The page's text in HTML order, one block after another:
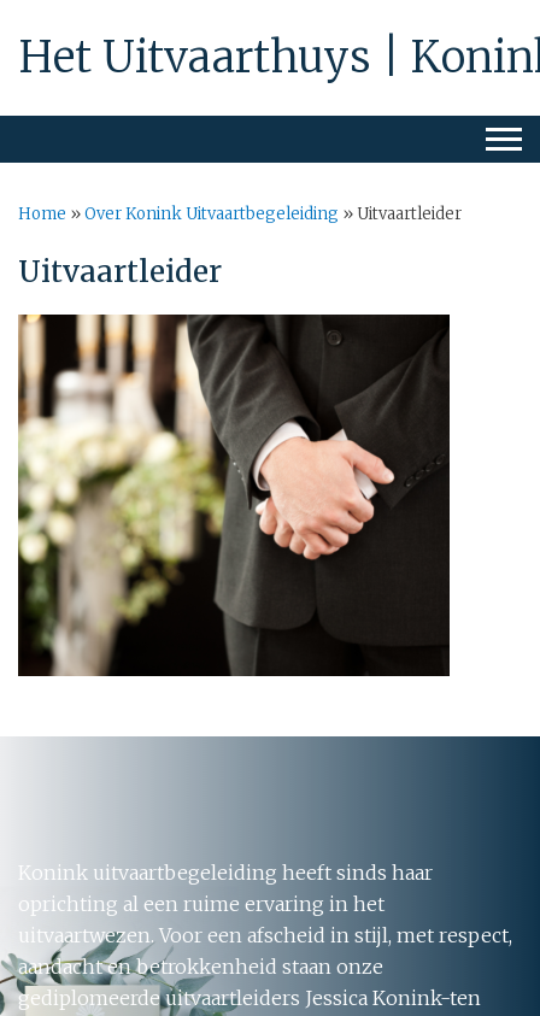
Het Uitvaarthuys |
Home »Over Konink Uitvaartbegeleiding » Uitvaartleider
Uitvaartleider
Konink uitvaartbegeleiding heeft sinds haar
oprichting al een ruime ervaring in het
uitvaartwezen. Voor een afscheid in stijl, met respect,
aandacht en betrokkenheid staan onze
gediplomeerde uitvaartleiders Jessica Konink-ten